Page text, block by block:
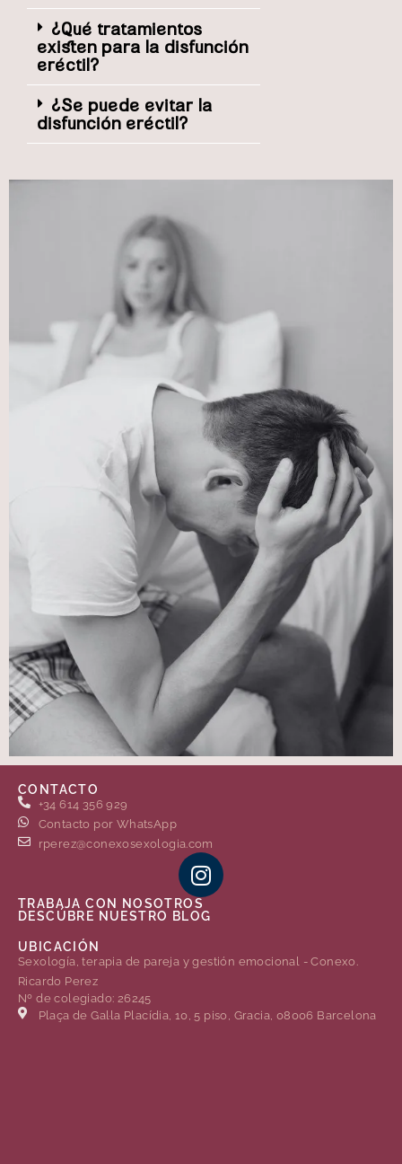
¿Qué tratamientos
existen para la disfunción
eréctil?
¿Se puede evitar la
disfunción eréctil?
CONTACTO
+34 614 356 929
Contacto por WhatsApp
rperez@conexosexologia.com
TRABAJA CON NOSOTROS
DESCÚBRE NUESTRO BLOG
UBICACIÓN
Sexología, terapia de pareja y gestión emocional - Conexo.
Ricardo Perez
Nº de colegiado: 26245
Plaça de Gal·la Placídia, 10, 5 piso, Gracia, 08006 Barcelona